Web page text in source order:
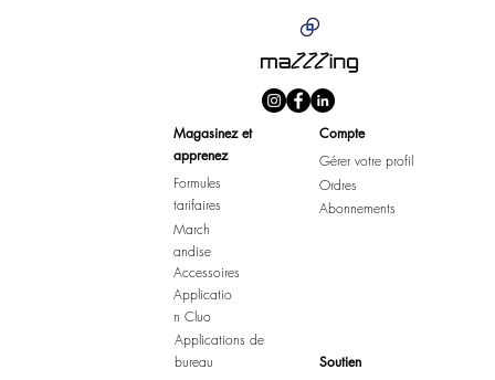
Magasinez et
apprenez
Formules
tarifaires
March
andise
Accessoires
Applicatio
n Cluo
Applications de
bureau
Compte
Gérer votre profil
Ordres
Abonnements
Soutien